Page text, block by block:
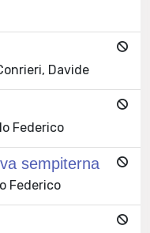
Davide
Federico
sempiterna
Federico